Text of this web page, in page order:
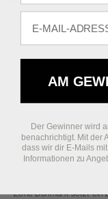
Taupe
Zone Denmark setzt ein
AM
Der Gewinner wird
benachrichtigt. Mit der
dass wir dir E-Mails
Informationen zu